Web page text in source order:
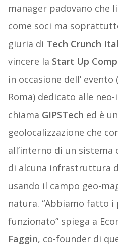
manager padovano che
come soci ma
giuria di Tech Crunch
vincere la Start Up
in occasione dell’
Roma) dedicato alle
chiama GIPSTech ed è
geolocalizzazione che
all’interno di un sistema
di alcuna infrastruttura
usando il campo geo-
natura. “Abbiamo fatto
funzionato” spiega a
Faggin, co-founder di